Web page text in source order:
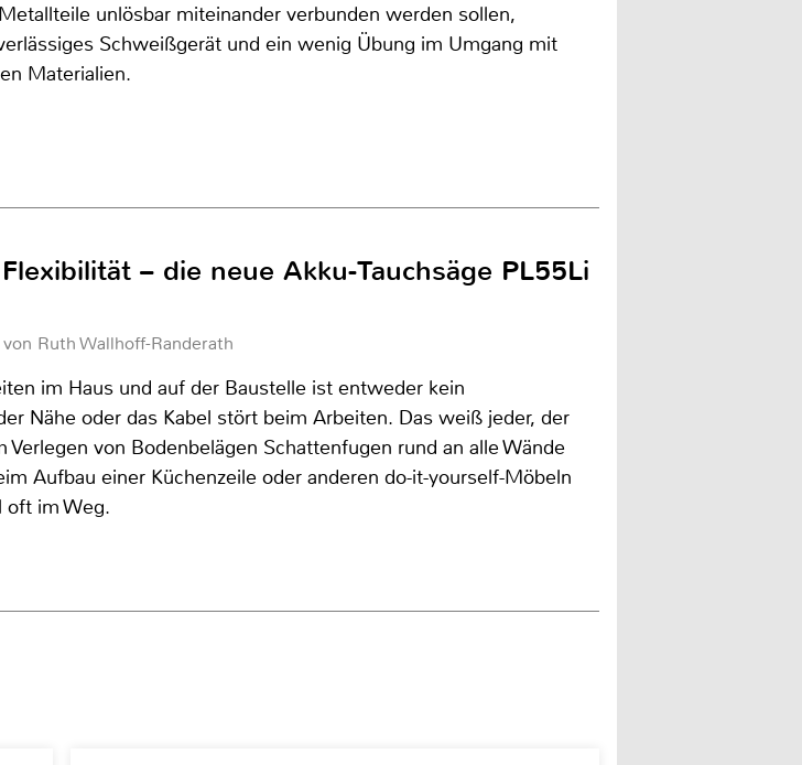
unlösbar miteinander verbunden werden sollen,
Schweißgerät und ein wenig Übung im Umgang mit
Materialien.
– die neue Akku-Tauchsäge PL55Li
Ruth Wallhoff-Randerath
im Haus und auf der Baustelle ist entweder kein
Nähe oder das Kabel stört beim Arbeiten. Das weiß jeder, der
Verlegen von Bodenbelägen Schattenfugen rund an alle Wände
Aufbau einer Küchenzeile oder anderen do-it-yourself-Möbeln
oft im Weg.